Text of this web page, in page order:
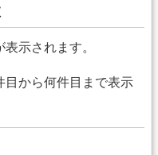
示されます。
目から何件目まで表示